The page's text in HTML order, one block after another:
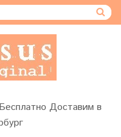
Доставим в